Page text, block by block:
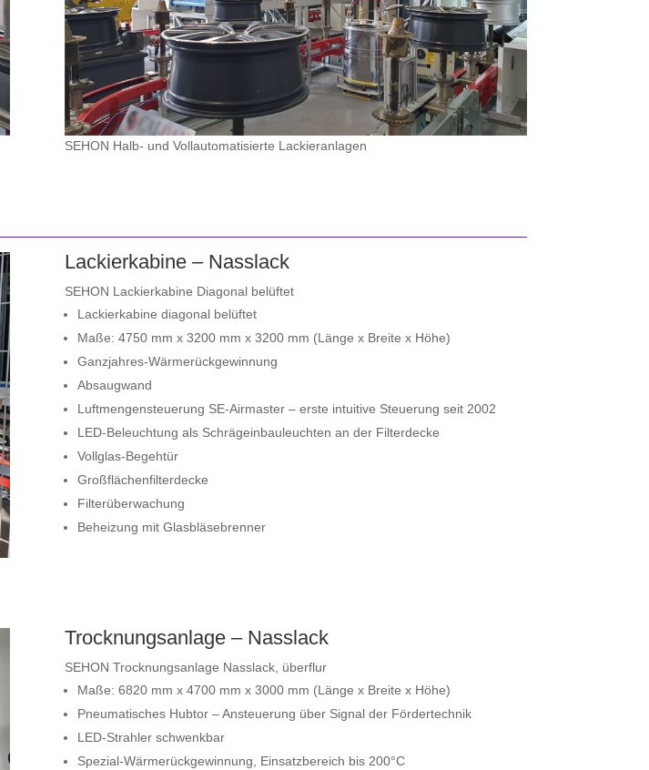
SEHON Halb- und Vollautomatisierte Lackieranlagen
Lackierkabine – Nasslack
SEHON Lackierkabine Diagonal belüftet
Lackierkabine diagonal belüftet
Maße: 4750 mm x 3200 mm x 3200 mm (Länge x Breite x Höhe)
Ganzjahres-Wärmerückgewinnung
Absaugwand
Luftmengensteuerung SE-Airmaster – erste intuitive Steuerung seit 2002
LED-Beleuchtung als Schrägeinbauleuchten an der Filterdecke
Vollglas-Begehtür
Großflächenfilterdecke
Filterüberwachung
Beheizung mit Glasbläsebrenner
Trocknungsanlage – Nasslack
SEHON Trocknungsanlage Nasslack, überflur
Maße: 6820 mm x 4700 mm x 3000 mm (Länge x Breite x Höhe)
Pneumatisches Hubtor – Ansteuerung über Signal der Fördertechnik
LED-Strahler schwenkbar
Spezial-Wärmerückgewinnung, Einsatzbereich bis 200°C